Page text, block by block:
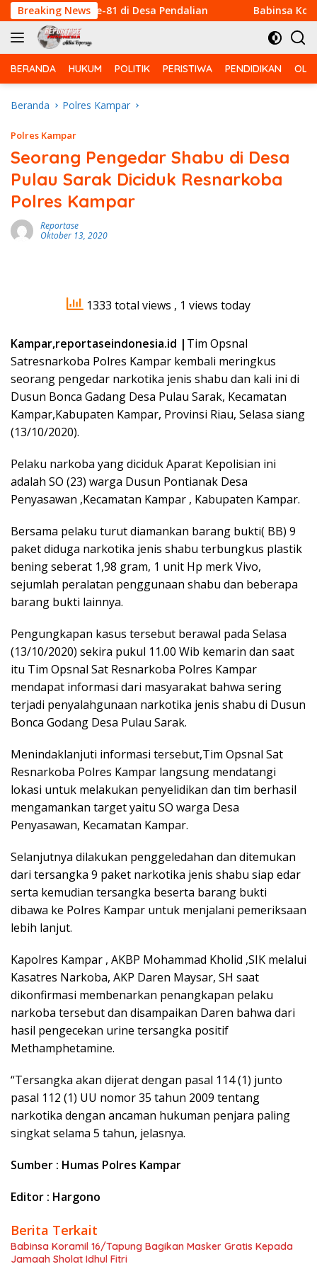
Langsung
ke
konten
Breaking News
HUT RI Ke-81 di Desa Pendalian Babinsa Koramil
BERANDA HUKUM POLITIK PERISTIWA PENDIDIKAN
Beranda Polres Kampar
Polres Kampar
Seorang Pengedar Shabu di Desa
Pulau Sarak Diciduk Resnarkoba
Polres Kampar
Reportase
Oktober 13, 2020
1333 total views , 1 views today
Kampar,reportaseindonesia.id | Tim Opsnal
Satresnarkoba Polres Kampar kembali meringkus
seorang pengedar narkotika jenis shabu dan kali ini di
Dusun Bonca Gadang Desa Pulau Sarak, Kecamatan
Kampar,Kabupaten Kampar, Provinsi Riau, Selasa siang
(13/10/2020).
Pelaku narkoba yang diciduk Aparat Kepolisian ini
adalah SO (23) warga Dusun Pontianak Desa
Penyasawan ,Kecamatan Kampar , Kabupaten Kampar.
Bersama pelaku turut diamankan barang bukti( BB) 9
paket diduga narkotika jenis shabu terbungkus plastik
bening seberat 1,98 gram, 1 unit Hp merk Vivo,
sejumlah peralatan penggunaan shabu dan beberapa
barang bukti lainnya.
Pengungkapan kasus tersebut berawal pada Selasa
(13/10/2020) sekira pukul 11.00 Wib kemarin dan saat
itu Tim Opsnal Sat Resnarkoba Polres Kampar
mendapat informasi dari masyarakat bahwa sering
terjadi penyalahgunaan narkotika jenis shabu di Dusun
Bonca Godang Desa Pulau Sarak.
Menindaklanjuti informasi tersebut,Tim Opsnal Sat
Resnarkoba Polres Kampar langsung mendatangi
lokasi untuk melakukan penyelidikan dan tim berhasil
mengamankan target yaitu SO warga Desa
Penyasawan, Kecamatan Kampar.
Selanjutnya dilakukan penggeledahan dan ditemukan
dari tersangka 9 paket narkotika jenis shabu siap edar
serta kemudian tersangka beserta barang bukti
dibawa ke Polres Kampar untuk menjalani pemeriksaan
lebih lanjut.
Kapolres Kampar , AKBP Mohammad Kholid ,SIK melalui
Kasatres Narkoba, AKP Daren Maysar, SH saat
dikonfirmasi membenarkan penangkapan pelaku
narkoba tersebut dan disampaikan Daren bahwa dari
hasil pengecekan urine tersangka positif
Methamphetamine.
“Tersangka akan dijerat dengan pasal 114 (1) junto
pasal 112 (1) UU nomor 35 tahun 2009 tentang
narkotika dengan ancaman hukuman penjara paling
singkat selama 5 tahun, jelasnya.
Sumber : Humas Polres Kampar
Editor : Hargono
Berita Terkait
Babinsa Koramil 16/Tapung Bagikan Masker Gratis Kepada
Jamaah Sholat Idhul Fitri